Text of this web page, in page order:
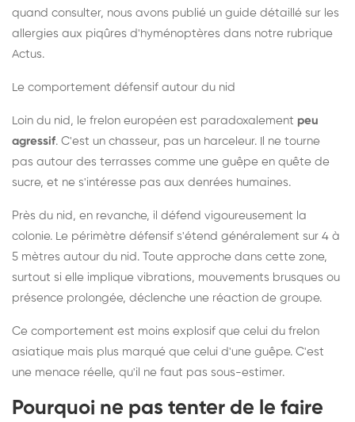
quand consulter, nous avons publié un guide détaillé sur les
allergies aux piqûres d'hyménoptères dans notre rubrique
Actus.
Le comportement défensif autour du nid
Loin du nid, le frelon européen est paradoxalement peu
agressif. C'est un chasseur, pas un harceleur. Il ne tourne
pas autour des terrasses comme une guêpe en quête de
sucre, et ne s'intéresse pas aux denrées humaines.
Près du nid, en revanche, il défend vigoureusement la
colonie. Le périmètre défensif s'étend généralement sur 4 à
5 mètres autour du nid. Toute approche dans cette zone,
surtout si elle implique vibrations, mouvements brusques ou
présence prolongée, déclenche une réaction de groupe.
Ce comportement est moins explosif que celui du frelon
asiatique mais plus marqué que celui d'une guêpe. C'est
une menace réelle, qu'il ne faut pas sous-estimer.
Pourquoi ne pas tenter de le faire